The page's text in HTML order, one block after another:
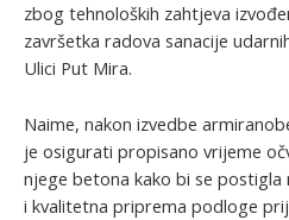
zbog tehnoloških zahtjeva
završetka radova sanacije
Ulici Put Mira.
Naime, nakon izvedbe
je osigurati propisano vrijeme
njege betona kako bi se
i kvalitetna priprema podloge